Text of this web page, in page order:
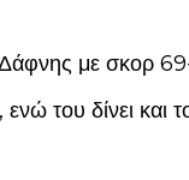
Δάφνης με σκορ
του δίνει και